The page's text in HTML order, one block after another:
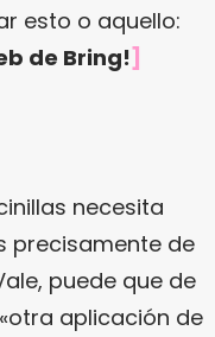
esto o aquello:
de Bring!]
necesita
precisamente de
puede que de
aplicación de